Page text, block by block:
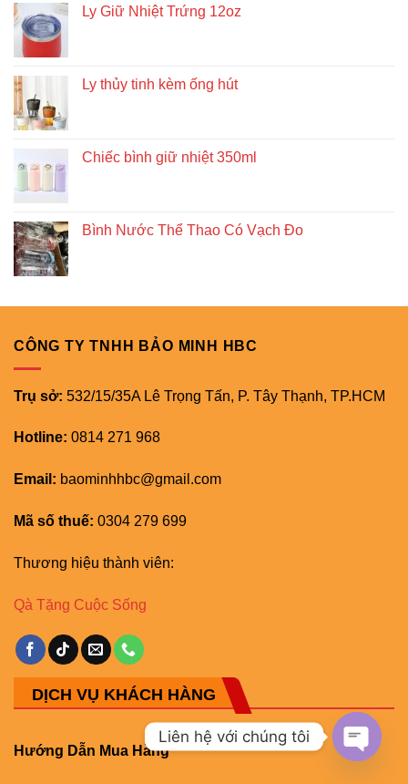
Ly Giữ Nhiệt Trứng 12oz
Ly thủy tinh kèm ống hút
Chiếc bình giữ nhiệt 350ml
Bình Nước Thể Thao Có Vạch Đo
CÔNG TY TNHH BẢO MINH HBC
Trụ sở: 532/15/35A Lê Trọng Tấn, P. Tây Thạnh, TP.HCM
Hotline: 0814 271 968
Email: baominhhbc@gmail.com
Mã số thuế: 0304 279 699
Thương hiệu thành viên:
Qà Tặng Cuộc Sống
DỊCH VỤ KHÁCH HÀNG
Hướng Dẫn Mua Hàng
Liên hệ với chúng tôi